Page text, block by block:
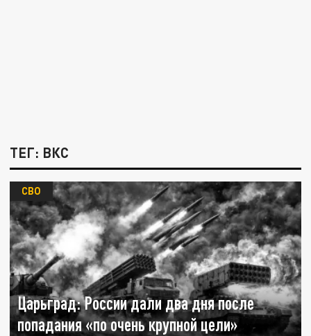
ТЕГ: ВКС
Царьград: России дали два дня после
попадания «по очень крупной цели»
СВО